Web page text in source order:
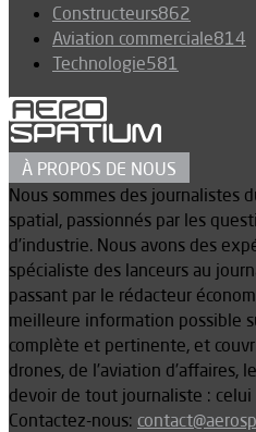
Constructeurs862
Aviation commerciale814
Technologie581
À PROPOS DE NOUS
Nous sommes des journalistes
spatial, passionnés par les
d’industrie. Nous avons des
spécialiste des lanceurs au
passant par le rédacteur
meilleure information possible
complète et pertinente, et
drones, de l’aviation d’affaires,
devoir de tout journaliste : celui
Contactez-nous: